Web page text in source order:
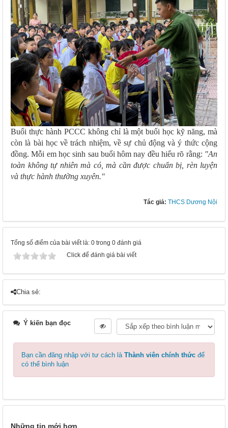
Buổi thực hành PCCC không chỉ là một buổi học kỹ năng, mà
còn là bài học về trách nhiệm, về sự chủ động và ý thức cộng
đồng. Mỗi em học sinh sau buổi hôm nay đều hiểu rõ rằng: "An
toàn không tự nhiên mà có, mà cần được chuẩn bị, rèn luyện
và thực hành thường xuyên."
Tác giả: THCS Dương Nội
Tổng số điểm của bài viết là: 0 trong 0 đánh giá
Click để đánh giá bài viết
Chia sẻ:
Ý kiến bạn đọc
Bạn cần đăng nhập với tư cách là Thành viên chính thức để
có thể bình luận
Những tin mới hơn